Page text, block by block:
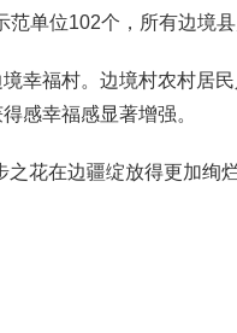
单位102个，所有边境
福村。边境村农村居
感幸福感显著增强。
花在边疆绽放得更加绚烂